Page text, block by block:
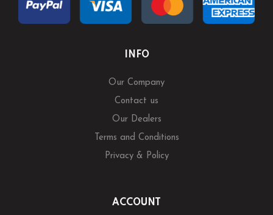
INFO
Our Company
Contact us
Our Dealers
Terms and Conditions
Privacy & Policy
ACCOUNT